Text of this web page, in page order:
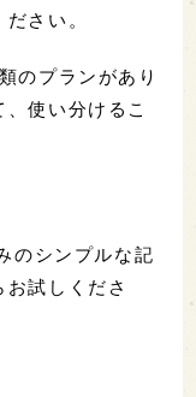
さい。
のプランがあり
使い分けるこ
のシンプルな記
試しくださ